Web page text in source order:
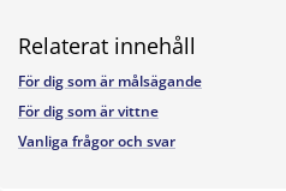
Relaterat innehåll
För dig som är målsägande
För dig som är vittne
Vanliga frågor och svar